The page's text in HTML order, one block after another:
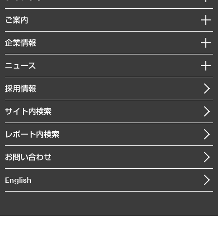
組織・人事戦略
デジタルイノベーション
共生・ダイバーシティ
GRC（ガバナンス・リスク・コンプライアンス）・防災（政策）
経済・産業・雇用・労働
まちづくり・観光・交通・スポーツ・スマートシティ
自然資源・農林水産業・食料システム
経済調査
レポート
コラム
経営用語集
受託・受注実績（官公庁関連）
メディア掲載・出演
ご案内
セミナー・イベント情報
MUFGビジネスセミナー
受託案件情報
企業情報
私たちの想い
社長メッセージ
会社概要
沿革
組織図・本部部室紹介
インドネシア現地法人
個人情報保護方針
ニュース
ニュースリリース
お知らせ
採用情報
サイト内検索
レポート内検索
お問い合わせ
English